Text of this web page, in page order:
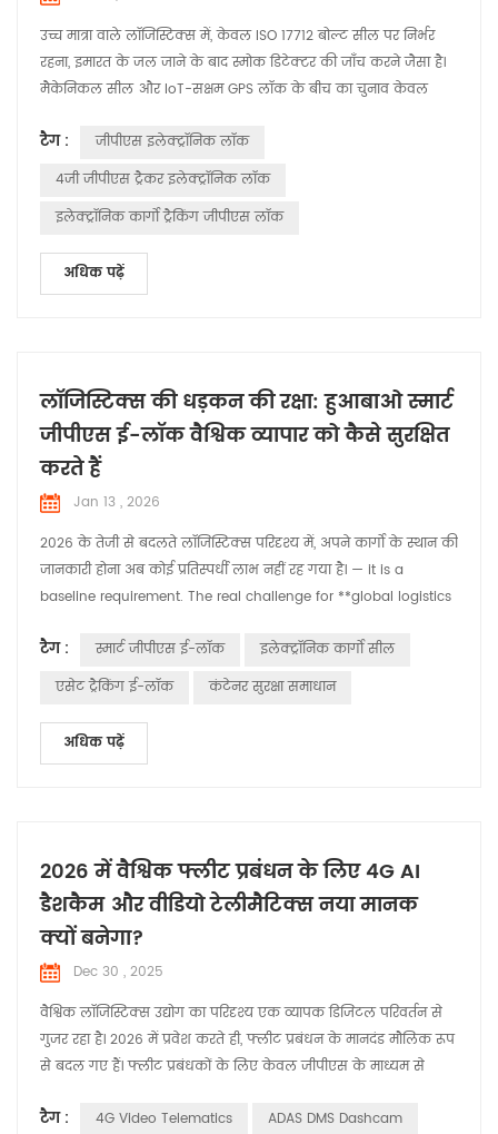
उच्च मात्रा वाले लॉजिस्टिक्स में, केवल ISO 17712 बोल्ट सील पर निर्भर
रहना, इमारत के जल जाने के बाद स्मोक डिटेक्टर की जाँच करने जैसा है।
मैकेनिकल सील और IoT-सक्षम GPS लॉक के बीच का चुनाव केवल
उसे रोकने के बीच एक रणनीतिक विकल्प है। एक विशिष्ट निर्माता के रूप
में हुआबाओ , हम ' हमने देखा है कि पारंपरिक सील बोल्ट पर नहीं, बल्कि
टैग :
जीपीएस इलेक्ट्रॉनिक लॉक
4जी जीपीएस ट्रैकर इलेक्ट्रॉनिक लॉक
इलेक्ट्रॉनिक कार्गो ट्रैकिंग जीपीएस लॉक
अधिक पढ़ें
लॉजिस्टिक्स की धड़कन की रक्षा: हुआबाओ स्मार्ट
जीपीएस ई-लॉक वैश्विक व्यापार को कैसे सुरक्षित
करते हैं
Jan 13 , 2026
2026 के तेजी से बदलते लॉजिस्टिक्स परिदृश्य में, अपने कार्गो के स्थान की
जानकारी होना अब कोई प्रतिस्पर्धी लाभ नहीं रह गया है। — it is a
baseline requirement. The real challenge for **global logistics
accountability, and real-time security from the moment a
container is sealed to the second it reaches its destination. At
टैग : स्मार्ट जीपीएस ई-लॉक
इलेक्ट्रॉनिक कार्गो सील
एसेट ट्रैकिंग ई-लॉक
कंटेनर सुरक्षा समाधान
अधिक पढ़ें
2026 में वैश्विक फ्लीट प्रबंधन के लिए 4G AI
डैशकैम और वीडियो टेलीमैटिक्स नया मानक
क्यों बनेगा?
Dec 30 , 2025
वैश्विक लॉजिस्टिक्स उद्योग का परिदृश्य एक व्यापक डिजिटल परिवर्तन से
गुजर रहा है। 2026 में प्रवेश करते ही, फ्लीट प्रबंधन के मानदंड मौलिक रूप
से बदल गए हैं। फ्लीट प्रबंधकों के लिए केवल जीपीएस के माध्यम से
वास्तविक समय में सड़क को "देखने" और "विश्लेषण करने" की क्षमता की
टैग : 4G Video Telematics
ADAS DMS Dashcam